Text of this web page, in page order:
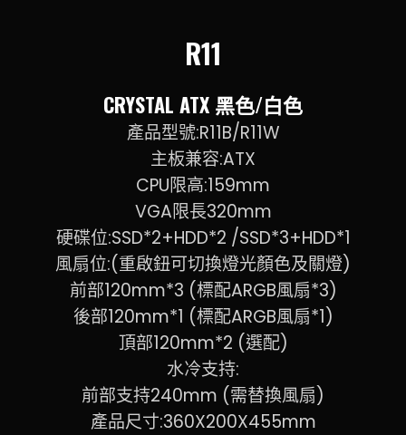
R11
CRYSTAL ATX 黑色/白色
產品型號:R11B/R11W
主板兼容:ATX
CPU限高:159mm
VGA限長320mm
硬碟位:SSD*2+HDD*2 /SSD*3+HDD*1
風扇位:(重啟鈕可切換燈光顏色及關燈)
前部120mm*3 (標配ARGB風扇*3)
後部120mm*1 (標配ARGB風扇*1)
頂部120mm*2 (選配)
水冷支持:
前部支持240mm (需替換風扇)
產品尺寸:360X200X455mm